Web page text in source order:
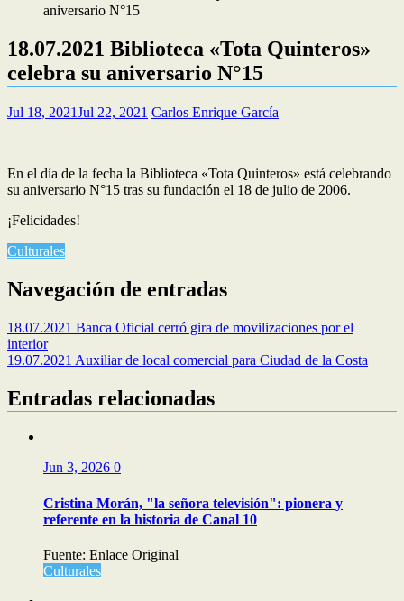
aniversario N°15
18.07.2021 Biblioteca «Tota Quinteros»
celebra su aniversario N°15
Jul 18, 2021Jul 22, 2021 Carlos Enrique García
En el día de la fecha la Biblioteca «Tota Quinteros» está celebrando
su aniversario N°15 tras su fundación el 18 de julio de 2006.
¡Felicidades!
Culturales
Navegación de entradas
18.07.2021 Banca Oficial cerró gira de movilizaciones por el
interior
19.07.2021 Auxiliar de local comercial para Ciudad de la Costa
Entradas relacionadas
Jun 3, 2026 0
Cristina Morán, "la señora televisión": pionera y
referente en la historia de Canal 10
Fuente: Enlace Original
Culturales